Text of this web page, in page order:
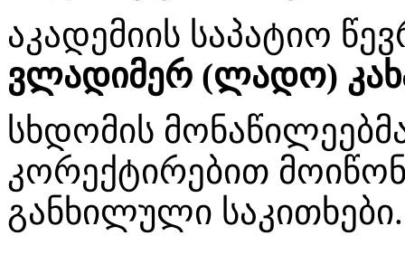
აკადემიის საპატიო
ვლადიმერ (ლადო)
სხდომის
კორექტირებით
განხილული საკითხები.